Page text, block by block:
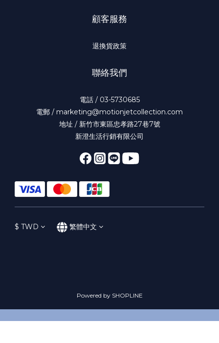
顧客服務
退換貨政策
聯絡我們
電話 / 03-5730685
電郵 / marketing@motionjetcollection.com
地址 / 新竹市東區忠孝路27巷7號
新澄生活行銷有限公司
$ TWD 繁體中文
Powered by SHOPLINE